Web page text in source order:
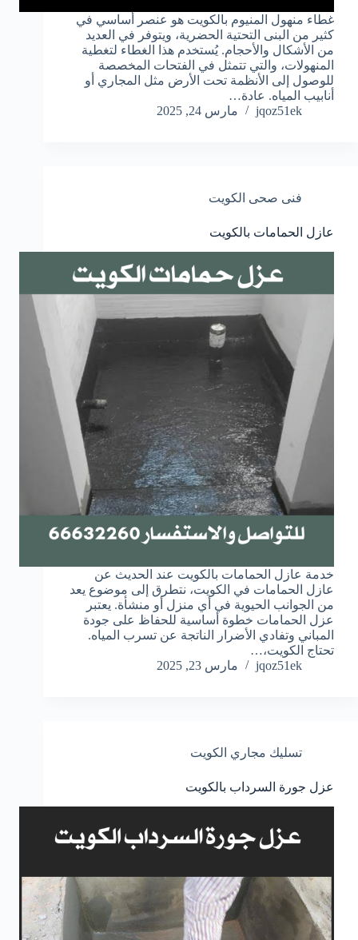
غطاء منهول المنيوم بالكويت هو عنصر أساسي في
كثير من البنى التحتية الحضرية، ويتوفر في العديد
من الأشكال والأحجام. يُستخدم هذا الغطاء لتغطية
المنهولات، والتي تتمثل في الفتحات المخصصة
للوصول إلى الأنظمة تحت الأرض مثل المجاري أو
أنابيب المياه. عادة…
jqoz51ek
مارس 24, 2025
فنى صحى الكويت
عازل الحمامات بالكويت
خدمة عازل الحمامات بالكويت عند الحديث عن
عازل الحمامات في الكويت، نتطرق إلى موضوع يعد
من الجوانب الحيوية في أي منزل أو منشأة. يعتبر
عزل الحمامات خطوة أساسية للحفاظ على جودة
المباني وتفادي الأضرار الناتجة عن تسرب المياه.
تحتاج الكويت،…
jqoz51ek
مارس 23, 2025
تسليك مجاري الكويت
عزل جورة السرداب بالكويت